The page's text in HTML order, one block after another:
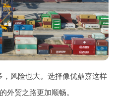
风险也大。选择像优鼎嘉这样
外贸之路更加顺畅。